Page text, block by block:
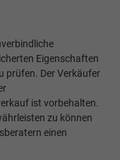
Eigenschaften
prüfen. Der Verkäufer
ist vorbehalten.
zu können
einen